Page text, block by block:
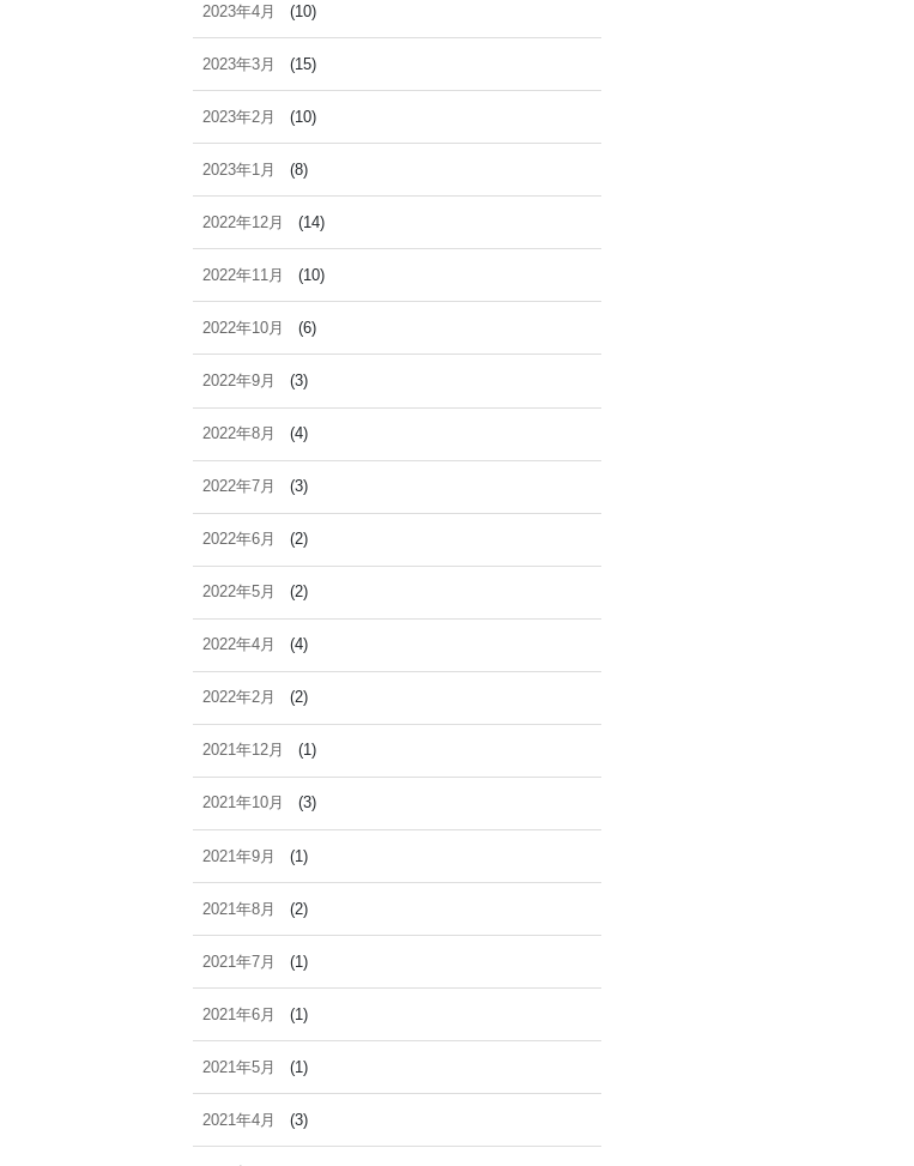
2023年4月 (10)
2023年3月 (15)
2023年2月 (10)
2023年1月 (8)
2022年12月 (14)
2022年11月 (10)
2022年10月 (6)
2022年9月 (3)
2022年8月 (4)
2022年7月 (3)
2022年6月 (2)
2022年5月 (2)
2022年4月 (4)
2022年2月 (2)
2021年12月 (1)
2021年10月 (3)
2021年9月 (1)
2021年8月 (2)
2021年7月 (1)
2021年6月 (1)
2021年5月 (1)
2021年4月 (3)